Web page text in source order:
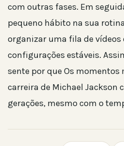
com outras fases. Em
pequeno hábito na sua
organizar uma fila de vídeos
configurações estáveis.
sente por que Os momentos
carreira de Michael Jackson
gerações, mesmo com o